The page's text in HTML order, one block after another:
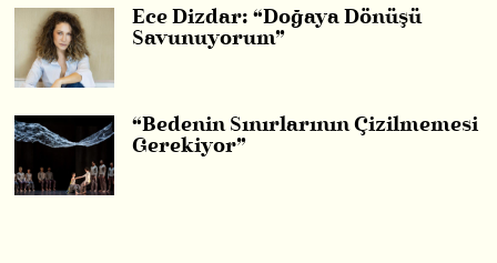
Ece Dizdar: “Doğaya Dönüşü
Savunuyorum”
“Bedenin Sınırlarının Çizilmemesi
Gerekiyor”